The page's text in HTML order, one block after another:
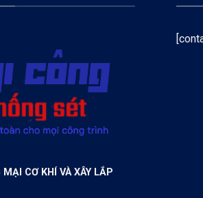
CƠ KHÍ VÀ XÂY LẮP